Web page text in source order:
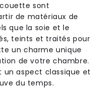
sont
de matériaux de
que la soie et le
teints et traités pour
un charme unique
de votre chambre.
un aspect classique et
du temps.